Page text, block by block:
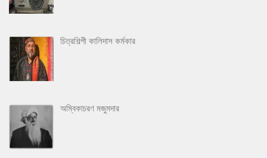
চিত্রশিল্পী কালিদাস কর্মকার
অম্বিকাচরণ মজুমদার